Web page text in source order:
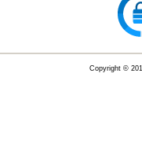
Copyright ©